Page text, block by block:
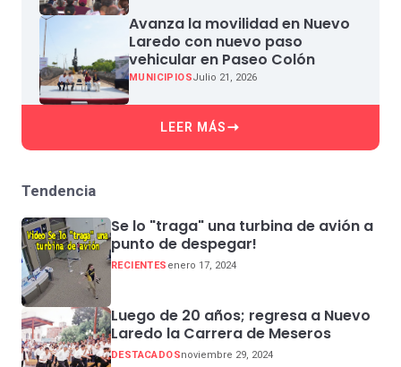
Avanza la movilidad en Nuevo
Laredo con nuevo paso
vehicular en Paseo Colón
MUNICIPIOSJulio 21, 2026
LEER MÁS
Tendencia
Se lo "traga" una turbina de avión a
punto de despegar!
RECIENTES enero 17, 2024
Luego de 20 años; regresa a Nuevo
Laredo la Carrera de Meseros
DESTACADOSnoviembre 29, 2024